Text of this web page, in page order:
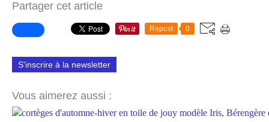
Partager cet article
Repost 0
S'inscrire à la newsletter
Vous aimerez aussi :